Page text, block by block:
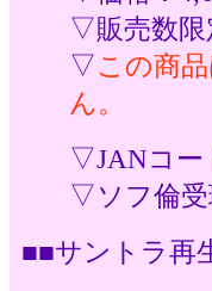
▽販売数限
▽この商
ん。
▽JANコー
▽ソフ倫受
■■サントラ